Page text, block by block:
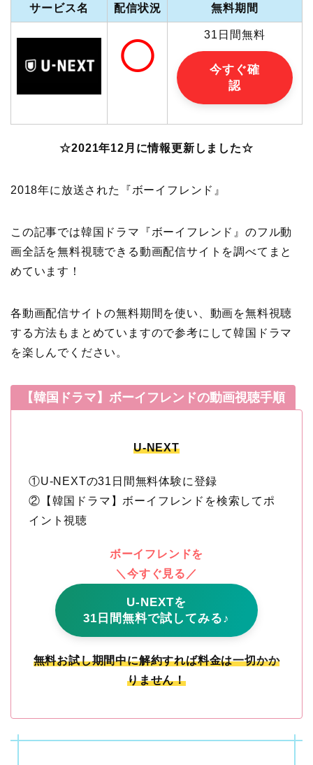
サービス名 配信状況 無料期間
◯
31日間無料
今すぐ確
認
☆2021年12月に情報更新しました☆
2018年に放送された『ボーイフレンド』
この記事では韓国ドラマ『ボーイフレンド』のフル動
画全話を無料視聴できる動画配信サイトを調べてまと
めています！
各動画配信サイトの無料期間を使い、動画を無料視聴
する方法もまとめていますので参考にして韓国ドラマ
を楽しんでください。
【韓国ドラマ】ボーイフレンドの動画視聴手順
U-NEXT
①U-NEXTの31日間無料体験に登録
②【韓国ドラマ】ボーイフレンドを検索してポ
イント視聴
ボーイフレンドを
＼今すぐ見る／
U-NEXTを
31日間無料で試してみる♪
無料お試し期間中に解約すれば料金は一切かか
りません！